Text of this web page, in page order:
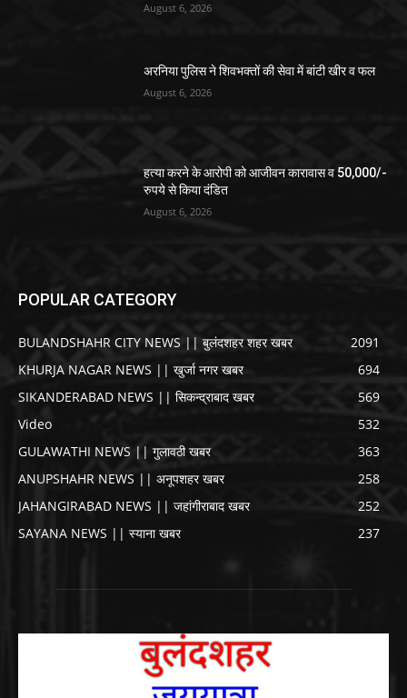
August 6, 2026
अरनिया पुलिस ने शिवभक्तों की सेवा में बांटी खीर व फल
August 6, 2026
हत्या करने के आरोपी को आजीवन कारावास व 50,000/-
रुपये से किया दंडित
August 6, 2026
POPULAR CATEGORY
BULANDSHAHR CITY NEWS || बुलंदशहर शहर खबर
2091
KHURJA NAGAR NEWS || खुर्जा नगर खबर
694
SIKANDERABAD NEWS || सिकन्द्राबाद खबर
569
Video
532
GULAWATHI NEWS || गुलावठी खबर
363
ANUPSHAHR NEWS || अनूपशहर खबर
258
JAHANGIRABAD NEWS || जहांगीराबाद खबर
252
SAYANA NEWS || स्याना खबर
237